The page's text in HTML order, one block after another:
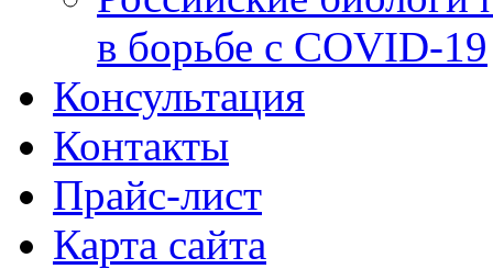
в борьбе с COVID-19
Консультация
Контакты
Прайс-лист
Карта сайта